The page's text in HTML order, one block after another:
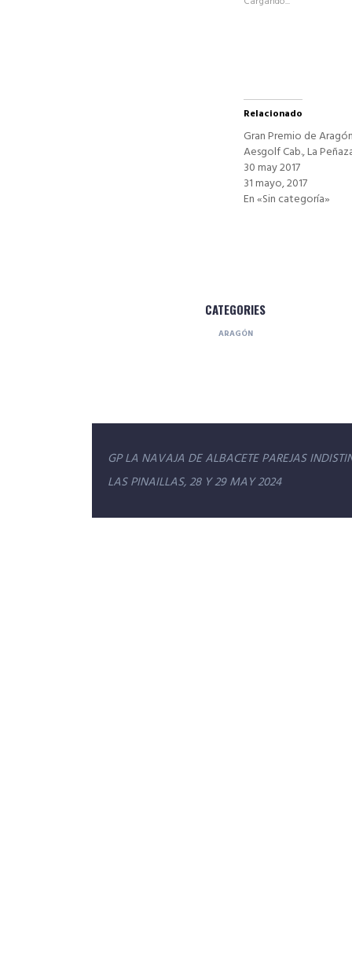
Relacionado
Gran Premio de Aragón
Aesgolf Cab., La
30 may 2017
31 mayo, 2017
En «Sin categoría»
CATEGORIES
ARAGÓN
Navegación
de
entradas
GP LA NAVAJA DE ALBACETE PAREJAS
LAS PINAILLAS, 28 Y 29 MAY 2024